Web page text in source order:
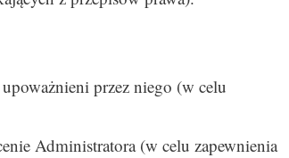
przez niego (w celu
Administratora (w celu zapewnienia